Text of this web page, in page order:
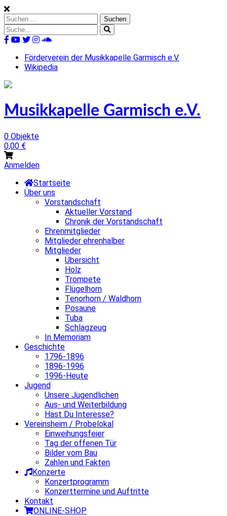
Skip
to
content
Suchen
nach:
Suche
nach:
Förderverein der Musikkapelle Garmisch e.V.
Wikipedia
Musikkapelle Garmisch e.V.
0 Objekte
0,00 €
Anmelden
Startseite
Über uns
Vorstandschaft
Aktueller Vorstand
Chronik der Vorstandschaft
Ehrenmitglieder
Mitglieder ehrenhalber
Mitglieder
Übersicht
Holz
Trompete
Flügelhorn
Tenorhorn / Waldhorn
Posaune
Tuba
Schlagzeug
In Memoriam
Geschichte
1796-1896
1896-1996
1996-Heute
Jugend
Unsere Jugendlichen
Aus- und Weiterbildung
Hast Du Interesse?
Vereinsheim / Probelokal
Einweihungsfeier
Tag der offenen Tür
Bilder vom Bau
Zahlen und Fakten
Konzerte
Konzertprogramm
Konzerttermine und Auftritte
Kontakt
ONLINE-SHOP